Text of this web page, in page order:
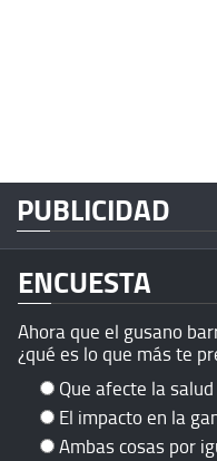
PUBLICIDAD
ENCUESTA
Ahora que el gusano
¿qué es lo que más te
Que afecte la
El impacto en la
Ambas cosas por